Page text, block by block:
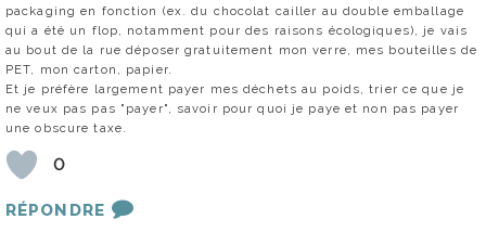
packaging en fonction (ex. du chocolat cailler au double emballage
qui a été un flop, notamment pour des raisons écologiques), je vais
au bout de la rue déposer gratuitement mon verre, mes bouteilles de
PET, mon carton, papier.
Et je préfère largement payer mes déchets au poids, trier ce que je
ne veux pas pas "payer", savoir pour quoi je paye et non pas payer
une obscure taxe.
0
RÉPONDRE